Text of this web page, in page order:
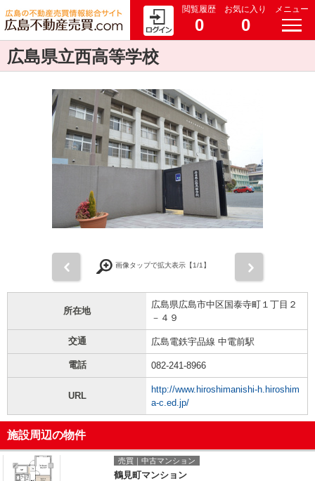
閲覧履歴
0
お気に入り
0
メニュー
広島県立西高等学校
画像タップで拡大表示【1/1】
所在地
広島県広島市中区国泰寺町１丁目２
－４９
交通 広島電鉄宇品線 中電前駅
電話 082-241-8966
URL
http://www.hiroshimanishi-h.hiroshim
a-c.ed.jp/
施設周辺の物件
売買｜中古マンション
鶴見町マンション